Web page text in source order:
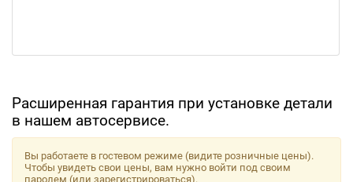
Расширенная гарантия при установке детали
в нашем автосервисе.
Вы работаете в гостевом режиме (видите розничные цены).
Чтобы увидеть свои цены, вам нужно войти под своим
паролем (или зарегистрироваться).